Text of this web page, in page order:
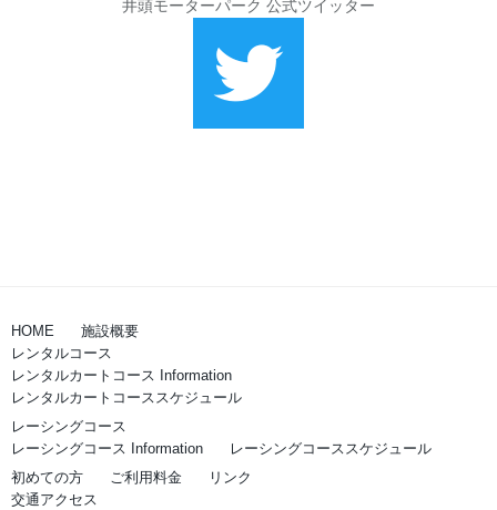
井頭モーターパーク 公式ツイッター
HOME
施設概要
レンタルコース
レンタルカートコース Information
レンタルカートコーススケジュール
レーシングコース
レーシングコース Information
レーシングコーススケジュール
初めての方
ご利用料金
リンク
交通アクセス